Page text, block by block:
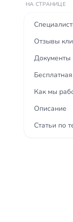
НА СТРАНИЦЕ
Отзывы
Документы
Как мы
Описание
Статьи по